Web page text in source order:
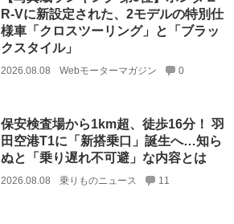
R-Vに新設定された、2モデルの特別仕
様車「クロスツーリング」と「ブラッ
クスタイル」
2026.08.08 Webモーターマガジン 0
保安検査場から1km超、徒歩16分！ 羽
田空港T1に「新搭乗口」誕生へ…知ら
ぬと「乗り遅れ不可避」な内容とは
2026.08.08 乗りものニュース 11